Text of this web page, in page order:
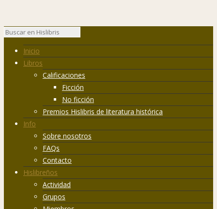
Inicio
Libros
Calificaciones
Ficción
No ficción
Premios Hislibris de literatura histórica
Info
Sobre nosotros
FAQs
Contacto
Hislibreños
Actividad
Grupos